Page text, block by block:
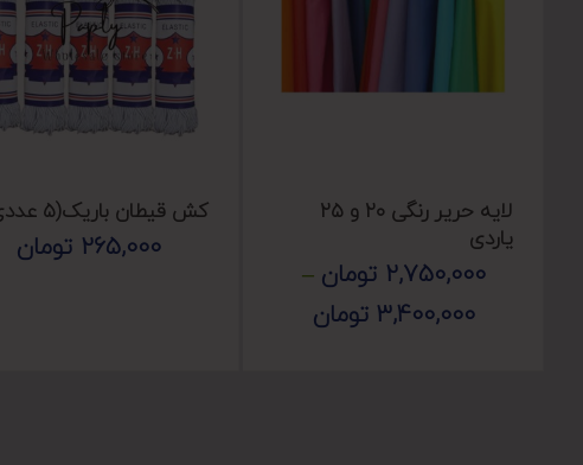
لایه حریر رنگی ۲۰ و ۲۵
یاردی
2,750,000 تومان –
3,400,000 تومان
کش قیطان باریک(۵ عددی)
265,000 تومان